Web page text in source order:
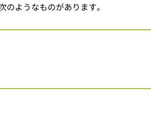
ようなものがあります。